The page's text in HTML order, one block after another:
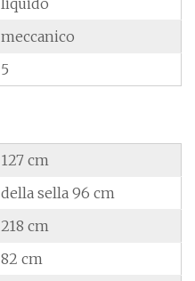
meccanico
5
127 cm
della sella 96 cm
218 cm
82 cm